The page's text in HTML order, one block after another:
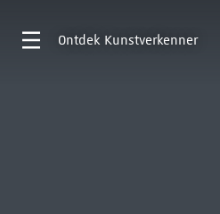
Ontdek Kunstverkenner